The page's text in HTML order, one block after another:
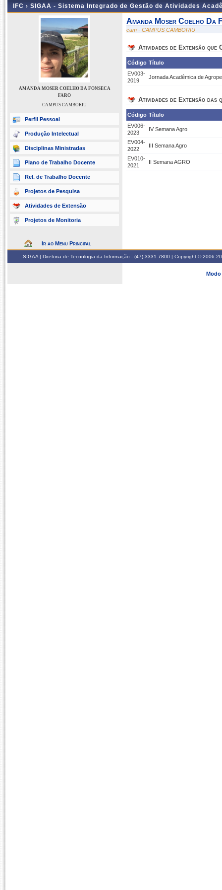
IFC › SIGAA - Sistema Integrado de Gestão de Atividades
AMANDA MOSER COELHO DA FONSECA
FARO
CAMPUS CAMBORIU
Perfil Pessoal
Produção Intelectual
Disciplinas Ministradas
Plano de Trabalho Docente
Rel. de Trabalho Docente
Projetos de Pesquisa
Atividades de Extensão
Projetos de Monitoria
Ir ao Menu Principal
Amanda Moser Coelho Da
cam - CAMPUS CAMBORIU
Atividades de Extensão que
Código Título
EV003-
2019
Jornada Acadêmica de
Atividades de Extensão das
Código Título
EV006-
2023
IV Semana Agro
EV004-
2022
III Semana Agro
EV010-
2021
II Semana AGRO
SIGAA | Diretoria de Tecnologia da Informação - (47) 3331-7800 | Copyright © 2006-
Modo